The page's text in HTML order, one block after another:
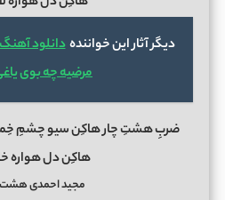
دیگر آثار این خوانندهدانلود آهنگ
مرضیه چه بوی
ضربِ هشتِ چار هاکِن سیو چشمِ
هاکِن دل هواره
مجید احمدی هشت